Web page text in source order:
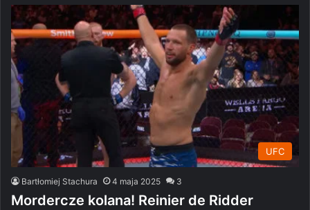
UFC
Bartłomiej Stachura 4 maja 2025 3
Mordercze kolana! Reinier de Ridder